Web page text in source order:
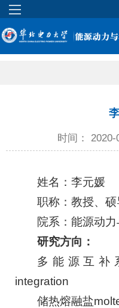
时间： 2020-
姓名：李元媛
职称：教授、硕
院系：能源动
研究方向：
多能源互补
integration
储热熔融盐